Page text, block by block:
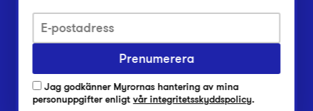
Integritetsskyddspolicy
Har du frågor om onlineköp, leverans eller retur?
Har du frågor om vår verksamhet?
Vanliga frågor om Myrorna
Prenumerera
Jag godkänner Myrornas hantering av mina
personuppgifter enligtvår integritetsskyddspolicy.